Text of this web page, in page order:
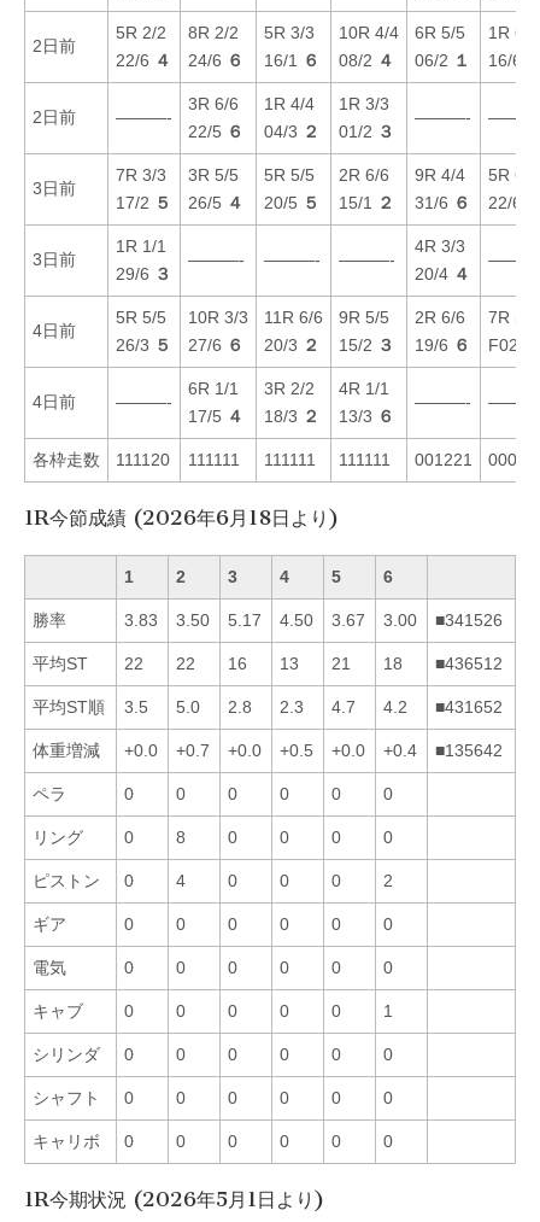
2日前
5R 2/2
22/6 ４
8R 2/2
24/6 ６
5R 3/3
16/1
６
10R 4/4
08/2 ４
6R 5/5
06/2 １
1R 6/6
16/6
2日前 ———-
3R 6/6
22/5 ６
1R 4/4
04/3 ２
1R 3/3
01/2 ３
———-
3日前
7R 3/3
17/2 ５
3R 5/5
26/5 ４
5R 5/5
20/5 ５
2R 6/6
15/1
２
9R 4/4
31/6 ６
5R 6/6
22/6
3日前
1R 1/1
29/6 ３
———- ———- ———-
4R 3/3
20/4 ４
4日前
5R 5/5
26/3 ５
10R 3/3
27/6 ６
11R 6/6
20/3 ２
9R 5/5
15/2 ３
2R 6/6
19/6 ６
7R 5/5
F02/1
4日前 ———-
6R 1/1
17/5 ４
3R 2/2
18/3 ２
4R 1/1
13/3 ６
———-
各枠走数 111120 111111 111111 111111 001221
1R今節成績 (2026年6月18日より)
1 2 3 4 5 6
勝率 3.83 3.50 5.17 4.50 3.67 3.00 ■341526
平均ST 22 22 16 13 21 18 ■436512
平均ST順 3.5 5.0 2.8 2.3 4.7 4.2 ■431652
体重増減 +0.0 +0.7 +0.0 +0.5 +0.0 +0.4 ■135642
ペラ 0 0 0 0 0 0
リング 0 8 0 0 0 0
ピストン 0 4 0 0 0 2
ギア 0 0 0 0 0 0
電気 0 0 0 0 0 0
キャブ 0 0 0 0 0 1
シリンダ 0 0 0 0 0 0
シャフト 0 0 0 0 0 0
キャリボ 0 0 0 0 0 0
1R今期状況 (2026年5月1日より)